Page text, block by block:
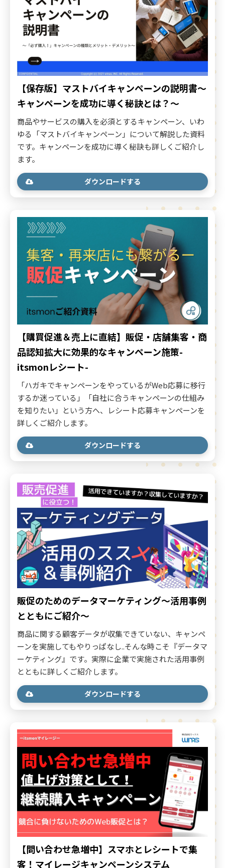
【保存版】マストバイキャンペーンの説明書～
キャンペーンを成功に導く秘訣とは？～
商品やサービスの購入を必須とするキャンペーン、いわ
ゆる「マストバイキャンペーン」について解説した資料
です。キャンペーンを成功に導く秘訣も詳しくご紹介し
ます。
ダウンロードする
【購買促進＆売上に直結】販促・店舗集客・商
品認知拡大に効果的なキャンペーン施策-
itsmonレシート-
「ハガキでキャンペーンをやっているがWeb応募に移行
するか迷っている」「自社に合うキャンペーンの仕組み
を知りたい」という方へ、レシート応募キャンペーンを
詳しくご紹介します。
ダウンロードする
販促のためのデータマーケティング～活用事例
とともにご紹介～
商品に関する顧客データが収集できていない、キャンペ
ーンを実施してもやりっぱなし..そんな時こそ『データマ
ーケティング』です。実際に企業で実施された活用事例
とともに詳しくご紹介します。
ダウンロードする
【問い合わせ急増中】スマホとレシートで集
客！マイレージキャンペーンシステム